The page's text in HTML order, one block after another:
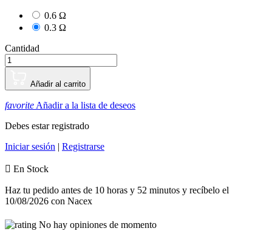
0.6 Ω
0.3 Ω
Cantidad
Añadir al carrito
favorite Añadir a la lista de deseos
Debes estar registrado
Iniciar sesión | Registrarse
 En Stock
Haz tu pedido antes de 10 horas y 52 minutos y recíbelo el
10/08/2026 con Nacex
No hay opiniones de momento